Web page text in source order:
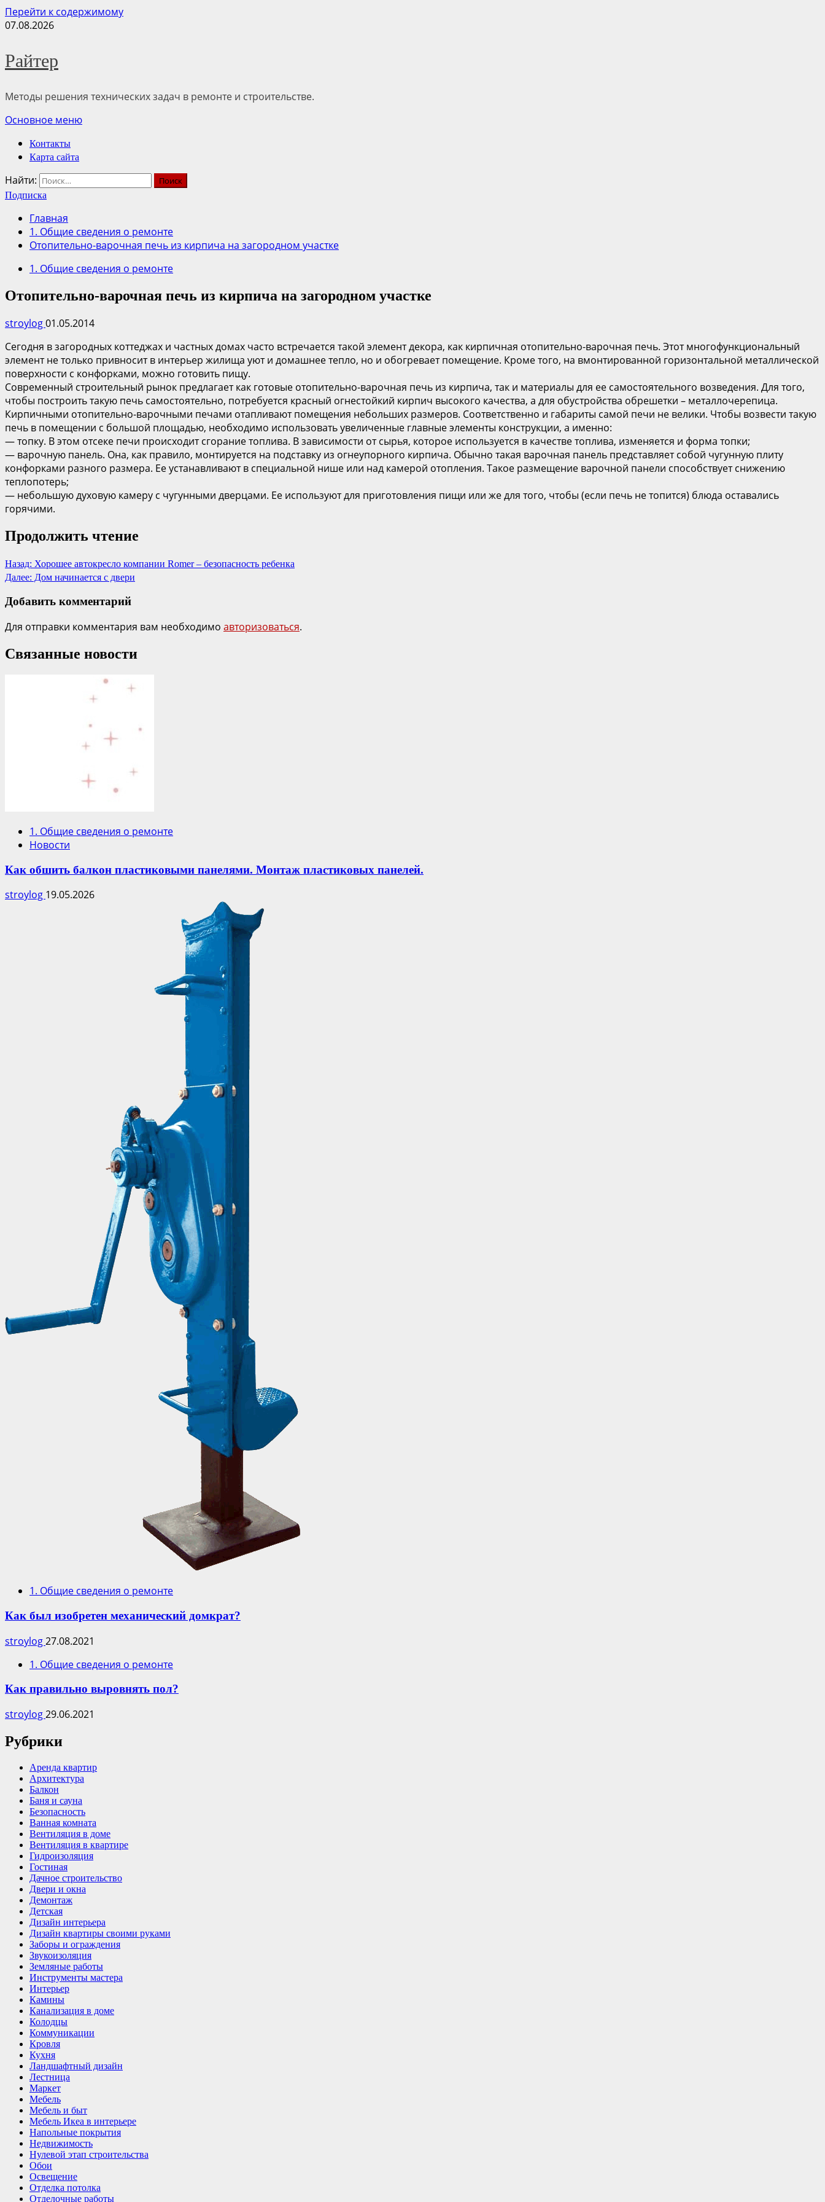
Перейти к содержимому
07.08.2026
Райтер
Методы решения технических задач в ремонте и строительстве.
Основное меню
Контакты
Карта сайта
Найти:
Подписка
Главная
1. Общие сведения о ремонте
Отопительно-варочная печь из кирпича на загородном участке
1. Общие сведения о ремонте
Отопительно-варочная печь из кирпича на загородном участке
stroylog01.05.2014
Сегодня в загородных коттеджах и частных домах часто встречается такой элемент декора, как кирпичная отопительно-варочная печь. Этот многофункциональный
элемент не только привносит в интерьер жилища уют и домашнее тепло, но и обогревает помещение. Кроме того, на вмонтированной горизонтальной металлической
поверхности с конфорками, можно готовить пищу.
Современный строительный рынок предлагает как готовые отопительно-варочная печь из кирпича, так и материалы для ее самостоятельного возведения. Для того,
чтобы построить такую печь самостоятельно, потребуется красный огнестойкий кирпич высокого качества, а для обустройства обрешетки – металлочерепица.
Кирпичными отопительно-варочными печами отапливают помещения небольших размеров. Соответственно и габариты самой печи не велики. Чтобы возвести такую
печь в помещении с большой площадью, необходимо использовать увеличенные главные элементы конструкции, а именно:
— топку. В этом отсеке печи происходит сгорание топлива. В зависимости от сырья, которое используется в качестве топлива, изменяется и форма топки;
— варочную панель. Она, как правило, монтируется на подставку из огнеупорного кирпича. Обычно такая варочная панель представляет собой чугунную плиту
конфорками разного размера. Ее устанавливают в специальной нише или над камерой отопления. Такое размещение варочной панели способствует снижению
теплопотерь;
— небольшую духовую камеру с чугунными дверцами. Ее используют для приготовления пищи или же для того, чтобы (если печь не топится) блюда оставались
горячими.
Продолжить чтение
Назад: Хорошее автокресло компании Romer – безопасность ребенка
Далее: Дом начинается с двери
Добавить комментарий
Для отправки комментария вам необходимо авторизоваться.
Связанные новости
1. Общие сведения о ремонте
Новости
Как обшить балкон пластиковыми панелями. Монтаж пластиковых панелей.
stroylog 19.05.2026
1. Общие сведения о ремонте
Как был изобретен механический домкрат?
stroylog27.08.2021
1. Общие сведения о ремонте
Как правильно выровнять пол?
stroylog29.06.2021
Рубрики
Аренда квартир
Архитектура
Балкон
Баня и сауна
Безопасность
Ванная комната
Вентиляция в доме
Вентиляция в квартире
Гидроизоляция
Гостиная
Дачное строительство
Двери и окна
Демонтаж
Детская
Дизайн интерьера
Дизайн квартиры своими руками
Заборы и ограждения
Звукоизоляция
Земляные работы
Инструменты мастера
Интерьер
Камины
Канализация в доме
Колодцы
Коммуникации
Кровля
Кухня
Ландшафтный дизайн
Лестница
Маркет
Мебель
Мебель и быт
Мебель Икеа в интерьере
Напольные покрытия
Недвижимость
Нулевой этап строительства
Обои
Освещение
Отделка потолка
Отделочные работы